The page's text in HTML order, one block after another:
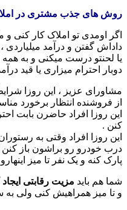
روش های جذب مشتری در
اگر اومدی تو املاک کار کنی
داداش گفتن و درآمد میلیاردی
یا لحنتو درست میکنی و به همه
دوبار احترام میزاری یا قید
مشاورای عزیز ، این روزا
از فروشنده انتظار برخورد
این روزا افراد حاضرن بابت
کنن .
این روزا افراد وقتی به
درب خودرو رو براشون باز کنن
پارک کنه و یک نفر تا میز
شما هم باید مزیت رقابتی ایجاد
و تا میز همراهیش کنی ولی